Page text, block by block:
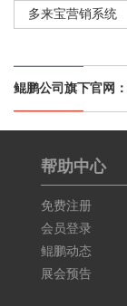
多来宝营销系统
鲲鹏公司旗下官网：
帮助中心
免费注册
会员登录
鲲鹏动态
展会预告